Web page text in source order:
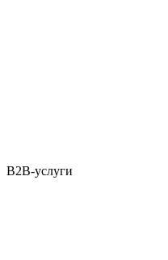
B2B-услуги